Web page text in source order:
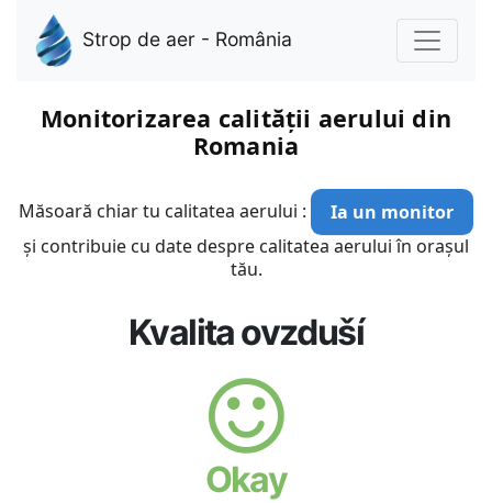
Strop de aer - România
Monitorizarea calității aerului din
Romania
Măsoară chiar tu calitatea aerului :
Ia un monitor
și contribuie cu date despre calitatea aerului în orașul
tău.
Kvalita ovzduší
Okay